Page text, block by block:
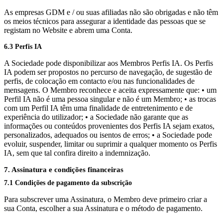
As empresas GDM e / ou suas afiliadas não são obrigadas e não têm
os meios técnicos para assegurar a identidade das pessoas que se
registam no Website e abrem uma Conta.
6.3 Perfis IA
A Sociedade pode disponibilizar aos Membros Perfis IA. Os Perfis
IA podem ser propostos no percurso de navegação, de sugestão de
perfis, de colocação em contacto e/ou nas funcionalidades de
mensagens. O Membro reconhece e aceita expressamente que: • um
Perfil IA não é uma pessoa singular e não é um Membro; • as trocas
com um Perfil IA têm uma finalidade de entretenimento e de
experiência do utilizador; • a Sociedade não garante que as
informações ou conteúdos provenientes dos Perfis IA sejam exatos,
personalizados, adequados ou isentos de erros; • a Sociedade pode
evoluir, suspender, limitar ou suprimir a qualquer momento os Perfis
IA, sem que tal confira direito a indemnização.
7. Assinatura e condições financeiras
7.1 Condições de pagamento da subscrição
Para subscrever uma Assinatura, o Membro deve primeiro criar a
sua Conta, escolher a sua Assinatura e o método de pagamento.